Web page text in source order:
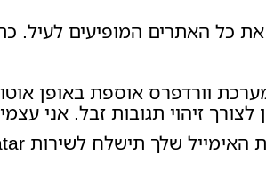
כל האתרים המופיעים
וורדפרס אוספת באופן